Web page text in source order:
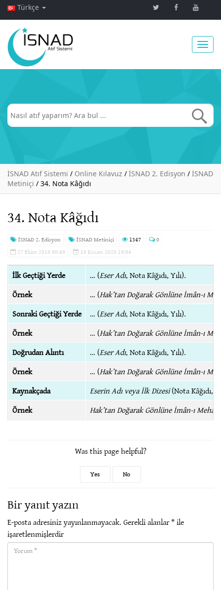
Türkçe
İSNAD Atıf Sistemi / Online Kılavuz / İSNAD 2. Edisyon / İSNAD
Metiniçi / 34. Nota Kâğıdı
34. Nota Kâğıdı
İSNAD 2. Edisyon İSNAD Metiniçi 1347
0
27 Ekim 2019 00:49
19 Kasım 2020 19:04
İlk Geçtiği Yerde … (Eser Adı, Nota Kâğıdı, Yılı).
Örnek
… (Hak’tan Doğarak Gönlüne İmân-ı
Sonraki Geçtiği Yerde
… (Eser Adı, Nota Kâğıdı, Yılı).
Örnek
… (Hak’tan Doğarak Gönlüne İmân-ı
Doğrudan Alıntı
… (Eser Adı, Nota Kâğıdı, Yılı).
Örnek
… (Hak’tan Doğarak Gönlüne İmân-ı
Kaynakçada
Eserin Adı veya İlk Dizesi(Nota Kâğıdı,
Örnek
Hak’tan Doğarak Gönlüne İmân-ı
Was this page helpful?
Yes No
Bir yanıt yazın
E-posta adresiniz yayınlanmayacak. Gerekli alanlar*ile
işaretlenmişlerdir
Yorum(required)